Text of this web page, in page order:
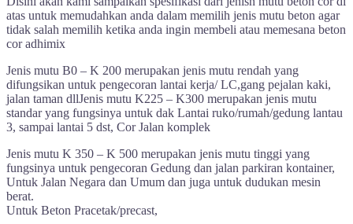
atas untuk memudahkan anda dalam memilih jenis mutu beton agar
tidak salah memilih ketika anda ingin membeli atau memesana beton
cor adhimix
Jenis mutu B0 – K 200 merupakan jenis mutu rendah yang
difungsikan untuk pengecoran lantai kerja/ LC,gang pejalan kaki,
jalan taman dllJenis mutu K225 – K300 merupakan jenis mutu
standar yang fungsinya untuk dak Lantai ruko/rumah/gedung lantau
3, sampai lantai 5 dst, Cor Jalan komplek
Jenis mutu K 350 – K 500 merupakan jenis mutu tinggi yang
fungsinya untuk pengecoran Gedung dan jalan parkiran kontainer,
Untuk Jalan Negara dan Umum dan juga untuk dudukan mesin
berat.
Untuk Beton Pracetak/precast,